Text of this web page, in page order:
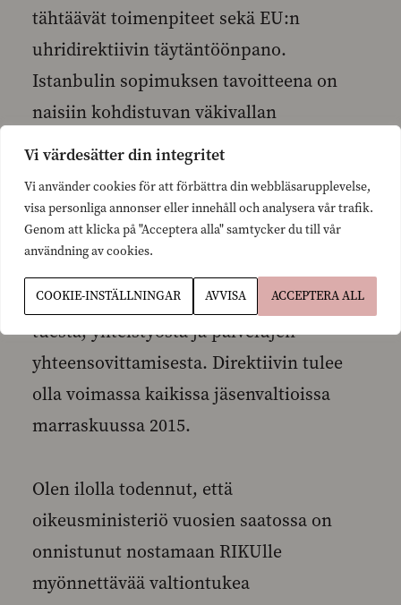
Vi värdesätter din integritet
Vi använder cookies för att förbättra din webbläsarupplevelse,
visa personliga annonser eller innehåll och analysera vår trafik.
Genom att klicka på "Acceptera alla" samtycker du till vår
användning av cookies.
COOKIE-INSTÄLLNINGAR AVVISA ACCEPTERA ALL
tähtäävät toimenpiteet sekä EU:n
uhridirektiivin täytäntöönpano.
Istanbulin sopimuksen tavoitteena on
naisiin kohdistuvan väkivallan
ehkäiseminen ja poistaminen, uhrien
suojelu sekä väkivallantekijöiden
saattaminen syytteeseen. EU-direktiivissä
taas säädetään muun muassa uhrin
ja erityisistä tukipalveluista saatavasta
tuesta, yhteistyöstä ja palvelujen
yhteensovittamisesta. Direktiivin tulee
olla voimassa kaikissa jäsenvaltioissa
marraskuussa 2015.
Olen ilolla todennut, että
oikeusministeriö vuosien saatossa on
onnistunut nostamaan RIKUlle
myönnettävää valtiontukea